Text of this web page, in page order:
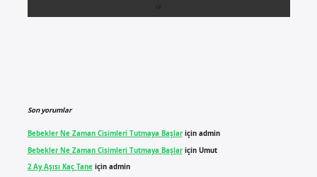
Son yorumlar
Bebekler Ne Zaman Cisimleri Tutmaya Başlariçin admin
Bebekler Ne Zaman Cisimleri Tutmaya Başlariçin Umut
2 Ay Aşısı Kaç Taneiçin admin